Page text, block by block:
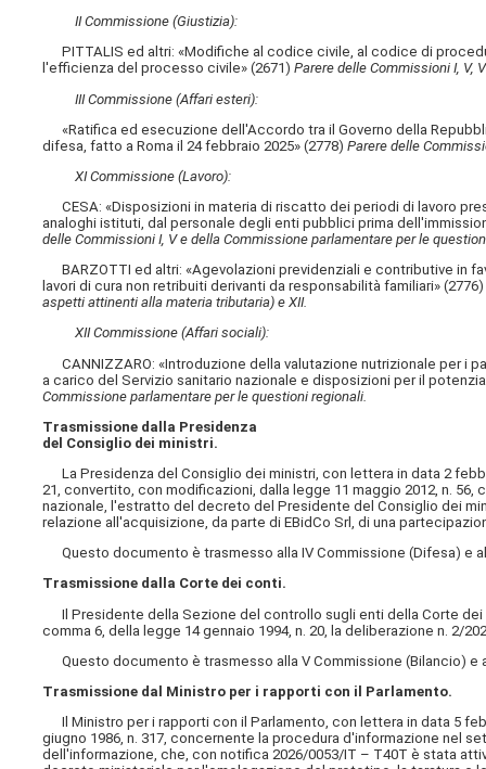
II Commissione (Giustizia):
PITTALIS ed altri: «Modifiche al codice civile, al codice di
l'efficienza del processo civile» (2671)Parere delle Commissioni I, V,
III Commissione (Affari esteri):
«Ratifica ed esecuzione dell'Accordo tra il Governo della
difesa, fatto a Roma il 24 febbraio 2025» (2778)Parere delle
XI Commissione (Lavoro):
CESA: «Disposizioni in materia di riscatto dei periodi di lavoro
analoghi istituti, dal personale degli enti pubblici prima
delle Commissioni I, V e della Commissione parlamentare per le
BARZOTTI ed altri: «Agevolazioni previdenziali e contributive in
lavori di cura non retribuiti derivanti da responsabilità familiari»
aspetti attinenti alla materia tributaria) e XII.
XII Commissione (Affari sociali):
CANNIZZARO: «Introduzione della valutazione nutrizionale per i
a carico del Servizio sanitario nazionale e disposizioni per il
Commissione parlamentare per le questioni regionali.
Trasmissione dalla Presidenza
del Consiglio dei ministri.
La Presidenza del Consiglio dei ministri, con lettera in data 2
21, convertito, con modificazioni, dalla legge 11 maggio 2012, n.
nazionale, l'estratto del decreto del Presidente del Consiglio dei
relazione all'acquisizione, da parte di EBidCo Srl, di una
Questo documento è trasmesso alla IV Commissione (Difesa) e
Trasmissione dalla Corte dei conti.
Il Presidente della Sezione del controllo sugli enti della Corte dei
comma 6, della legge 14 gennaio 1994, n. 20, la deliberazione n. 2/
Questo documento è trasmesso alla V Commissione (Bilancio) e
Trasmissione dal Ministro per i rapporti con il Parlamento.
Il Ministro per i rapporti con il Parlamento, con lettera in data 5
giugno 1986, n. 317, concernente la procedura d'informazione nel
dell'informazione, che, con notifica 2026/0053/IT – T40T è stata